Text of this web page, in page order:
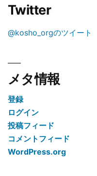
Twitter
@kosho_orgのツイート
メタ情報
登録
ログイン
投稿フィード
コメントフィード
WordPress.org